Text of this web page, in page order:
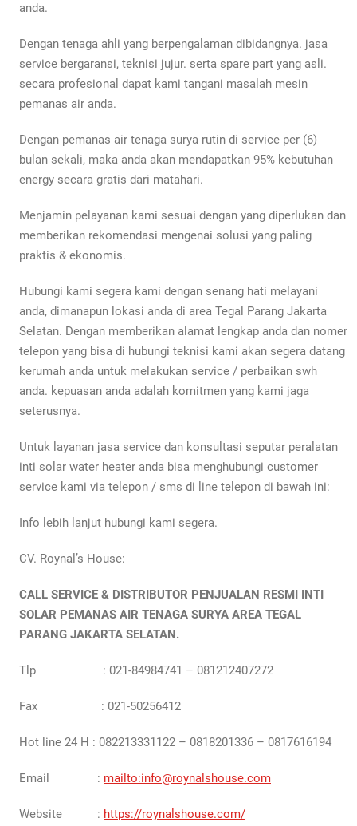
anda.
Dengan tenaga ahli yang berpengalaman dibidangnya. jasa
service bergaransi, teknisi jujur. serta spare part yang asli.
secara profesional dapat kami tangani masalah mesin
pemanas air anda.
Dengan pemanas air tenaga surya rutin di service per (6)
bulan sekali, maka anda akan mendapatkan 95% kebutuhan
energy secara gratis dari matahari.
Menjamin pelayanan kami sesuai dengan yang diperlukan dan
memberikan rekomendasi mengenai solusi yang paling
praktis & ekonomis.
Hubungi kami segera kami dengan senang hati melayani
anda, dimanapun lokasi anda di area Tegal Parang Jakarta
Selatan. Dengan memberikan alamat lengkap anda dan nomer
telepon yang bisa di hubungi teknisi kami akan segera datang
kerumah anda untuk melakukan service / perbaikan swh
anda. kepuasan anda adalah komitmen yang kami jaga
seterusnya.
Untuk layanan jasa service dan konsultasi seputar peralatan
inti solar water heater anda bisa menghubungi customer
service kami via telepon / sms di line telepon di bawah ini:
Info lebih lanjut hubungi kami segera.
CV. Roynal’s House:
CALL SERVICE & DISTRIBUTOR PENJUALAN RESMI INTI
SOLAR PEMANAS AIR TENAGA SURYA AREA TEGAL
PARANG JAKARTA SELATAN.
Tlp : 021-84984741 – 081212407272
Fax : 021-50256412
Hot line 24 H : 082213331122 – 0818201336 – 0817616194
Email : mailto:info@roynalshouse.com
Website : https://roynalshouse.com/